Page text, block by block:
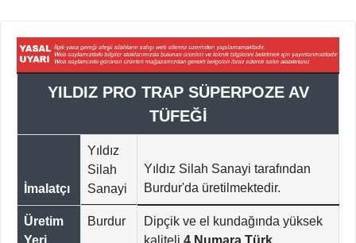
YILDIZ PRO TRAP SÜPERPOZE AV
TÜFEĞİ
İmalatçı
Yıldız
Silah
Sanayi
Yıldız Silah Sanayi tarafından
Burdur'da üretilmektedir.
Üretim
Yeri
Burdur
Dipçik ve el kundağında yüksek
kaliteli 4 Numara Türk